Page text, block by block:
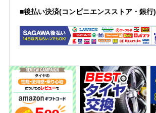
■後払い決済(コンビニエンスストア・銀行)